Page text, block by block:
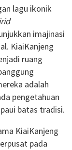
lagu ikonik
imajinasi
KiaiKanjeng
ruang
adalah
pengetahuan
batas tradisi.
KiaiKanjeng
pada